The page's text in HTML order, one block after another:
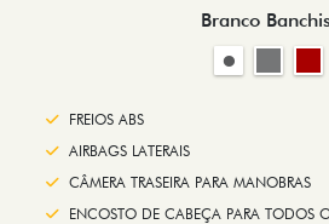
Branco
FREIOS ABS
AIRBAGS LATERAIS
CÂMERA TRASEIRA PARA MANOBRAS
ENCOSTO DE CABEÇA PARA TODOS